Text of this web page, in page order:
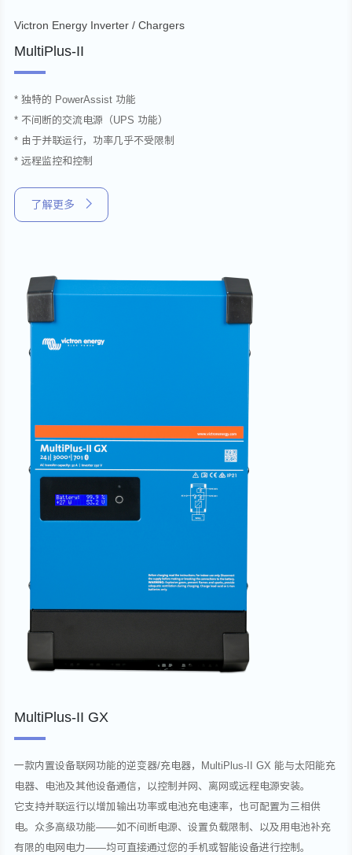
Victron Energy Inverter / Chargers
MultiPlus-II
* 独特的 PowerAssist 功能
* 不间断的交流电源（UPS 功能）
* 由于并联运行，功率几乎不受限制
* 远程监控和控制
了解更多
MultiPlus-II GX
一款内置设备联网功能的逆变器/充电器，MultiPlus-II GX 能与太阳能充
电器、电池及其他设备通信，以控制并网、离网或远程电源安装。
它支持并联运行以增加输出功率或电池充电速率，也可配置为三相供
电。众多高级功能——如不间断电源、设置负载限制、以及用电池补充
有限的电网电力——均可直接通过您的手机或智能设备进行控制。